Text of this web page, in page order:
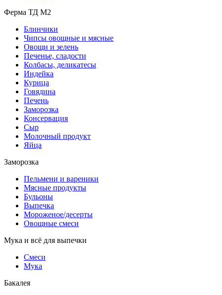
Ферма ТД М2
Блинчики
Чипсы овощные и мясные
Овощи и зелень
Печенье, сладости
Колбасы, деликатесы
Индейка
Курица
Говядина
Печень
Заморозка
Консервация
Сыр
Молочный продукт
Яйца
Заморозка
Пельмени и вареники
Мясные продукты
Бульоны
Выпечка
Мороженое/десерты
Овощные смеси
Мука и всё для выпечки
Смеси
Мука
Бакалея